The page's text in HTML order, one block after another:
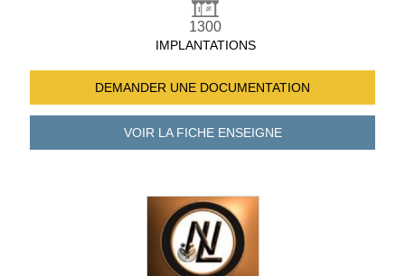
1300
IMPLANTATIONS
DEMANDER UNE DOCUMENTATION
VOIR LA FICHEENSEIGNE